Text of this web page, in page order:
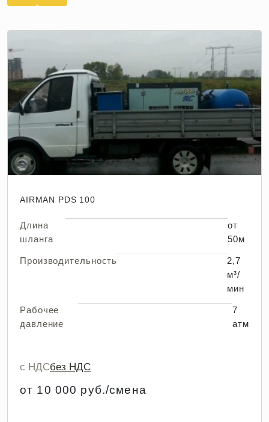
AIRMAN PDS 100
Длина
шланга
от
50м
Производительность
2,7
м³/
мин
Рабочее
давление
7
атм
с НДСбез НДС
от 10 000 руб./смена